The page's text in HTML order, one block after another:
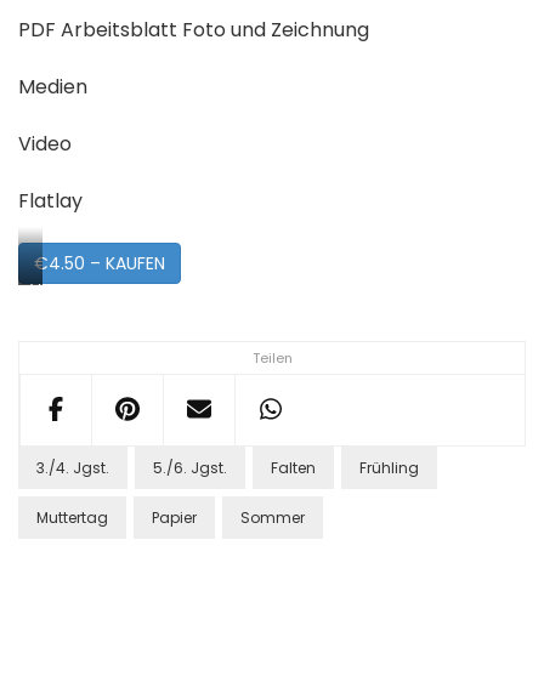
Teilen
PDF Arbeitsblatt Foto und Zeichnung
Medien
Video
Flatlay
€4.50 – KAUFEN
Vorschau
3./4. Jgst. 5./6. Jgst. Falten Frühling
Muttertag Papier Sommer